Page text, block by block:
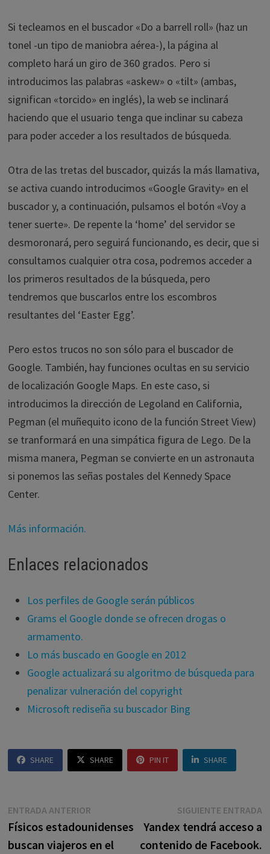
Si tecleamos en el buscador «Do a barrell roll» (haz un
tonel -un tipo de maniobra aérea-), la página al
completo hará un giro de 360 grados. Pero si
introducimos las palabras «askew» o «tilt» (ambas,
significan «torcido» en inglés), la web se inclinará
haciendo que el usuario tenga que inclinar su cabeza
para poder acceder a los resultados de búsqueda.
Otra de las tretas del buscador, quizás la más llamativa,
se activa cuando introducimos «Google Gravity» en el
buscador y, a continuación, pulsamos el botón «Voy a
tener suerte». De repente la ‘home’ del servidor se
desmoronará, pero seguirá funcionando, es decir, que si
consultamos cualquier otra cosa, podremos acceder a
los primeros resultados de la búsqueda, pero
tendremos que buscarlos entre los escombros
resultantes del ‘Easter Egg’.
Pero estos trucos no son sólo para el buscador de
Google. También, hay funciones ocultas en su servicio
de localización Google Maps. En este caso, si
introducimos la dirección de Legoland en California,
Pegman (el muñequito icono de la función Street View)
se tranformará en una simpática figura de Lego. De la
misma manera, Pegman se convierte en un astronauta
si ponemos las señas postales del Kennedy Space
Center.
Más información.
Enlaces relacionados
Los perfiles de Google serán públicos
Grams el Google donde se ofrecen drogas o
armamento.
Lo más buscado en Google en 2012
Google actualizará su algoritmo de búsqueda para
penalizar vulneración del copyright
Microsoft rediseña su buscador Bing
SHARE SHARE PIN IT SHARE
Navegación
de
ENTRADA ANTERIOREntrada
anterior:
Físicos estadounidenses
buscan viajeros en el
SIGUIENTE ENTRADA
Yandex tendrá acceso a
contenido de Facebook.